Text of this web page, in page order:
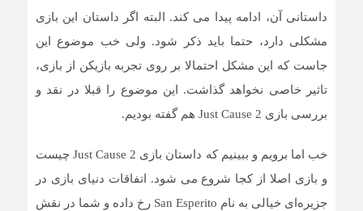
داستانی آن، ادامه پیدا می کند. البته اگر داستان این بازی
مشکلی دارد، حتما باید ذکر شود. ولی خب موضوع این
جاست که این مشکل احتمالا بر روی تجربه بازیکن از بازی،
تاثیر خاصی نخواهد گذاشت. این موضوع را قبلا در نقد و
بررسی بازی Just Cause 2 هم گفته بودیم.
خب اما برویم و ببینیم که داستان بازی Just Cause 2 چیست
و بازی اصلا از کجا شروع می شود. اتفاقات دنیای بازی در
جزیره‌ای خیالی به نام San Esperito رخ داده و شما در نقش